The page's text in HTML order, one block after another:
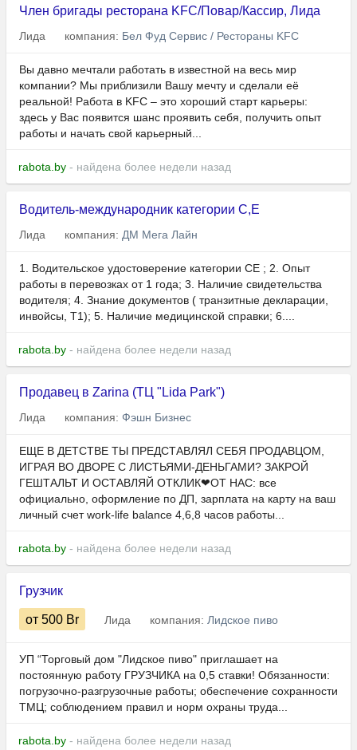
Член бригады ресторана KFC/Повар/Кассир, Лида
Лида компания: Бел Фуд Сервис / Рестораны KFC
Вы давно мечтали работать в известной на весь мир
компании? Мы приблизили Вашу мечту и сделали её
реальной! Работа в KFC – это хороший старт карьеры:
здесь у Вас появится шанс проявить себя, получить опыт
работы и начать свой карьерный...
rabota.by - найдена более недели назад
Водитель-международник категории С,Е
Лида компания: ДМ Мега Лайн
1.⁠ ⁠Водительское удостоверение категории СE ; 2.⁠ ⁠Опыт
работы в перевозках от 1 годa; 3.⁠ ⁠Наличие свидетельства
водителя; 4.⁠ ⁠Знание документов ( транзитные декларации,
инвойсы, T1); 5.⁠ ⁠Наличие медицинской справки; 6.⁠...
rabota.by - найдена более недели назад
Продавец в Zarina (ТЦ "Lida Park")
Лида компания: Фэшн Бизнес
ЕЩЕ В ДЕТСТВЕ ТЫ ПРЕДСТАВЛЯЛ СЕБЯ ПРОДАВЦОМ,
ИГРАЯ ВО ДВОРЕ С ЛИСТЬЯМИ-ДЕНЬГАМИ? ЗАКРОЙ
ГЕШТАЛЬТ И ОСТАВЛЯЙ ОТКЛИК❤ОТ НАС: все
официально, оформление по ДП, зарплата на карту на ваш
личный счет work-life balance 4,6,8 часов работы...
rabota.by - найдена более недели назад
Грузчик
от 500 Br Лида компания: Лидское пиво
УП “Торговый дом "Лидское пиво" приглашает на
постоянную работу ГРУЗЧИКА на 0,5 ставки! Обязанности:
погрузочно-разгрузочные работы; обеспечение сохранности
ТМЦ; соблюдением правил и норм охраны труда...
rabota.by - найдена более недели назад